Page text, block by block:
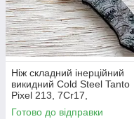
Ніж складний інерційний
викидний Cold Steel Tanto
Pixel 213, 7Cr17,
Готово до відправки